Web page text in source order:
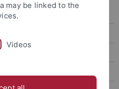
Students
may be linked to the
Videos